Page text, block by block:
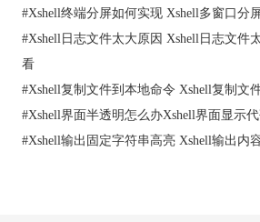
话。
#Xshell终端分屏如何实现 Xshell多窗口分
#Xshell日志文件太大原因 Xshell日志文件
看
#Xshell复制文件到本地命令 Xshell复制文
#Xshell界面半透明怎么办Xshell界面显示
#Xshell输出固定字符串高亮 Xshell输出内